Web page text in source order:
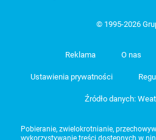
© 1995-2026
Reklama O nas
Ustawienia prywatności
Źródło danych:
Pobieranie, zwielokrotnianie,
wykorzystywanie treści dostępnych w